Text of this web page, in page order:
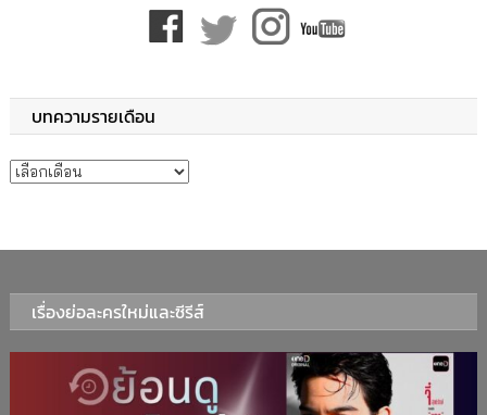
บทความรายเดือน
บทความรายเดือน
เรื่องย่อละครใหม่และซีรีส์